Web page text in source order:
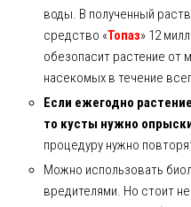
воды. В полученный
средство «Топаз» 12
обезопасит растение от
насекомых в течение
Если ежегодно
то кусты нужно
процедуру нужно
Можно использовать
вредителями. Но стоит